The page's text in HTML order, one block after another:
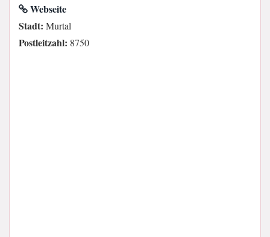
Webseite
Stadt: Murtal
Postleitzahl: 8750